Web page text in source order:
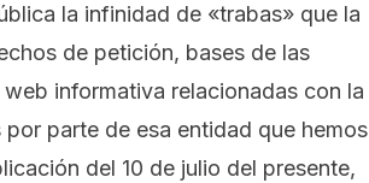
la infinidad de «trabas» que la
de petición, bases de las
informativa relacionadas con la
parte de esa entidad que hemos
del 10 de julio del presente,